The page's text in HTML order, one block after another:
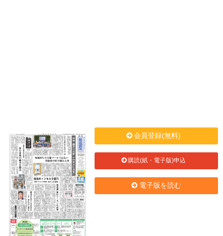
会員登録(無料)
購読(紙・電子版)申込
電子版を読む